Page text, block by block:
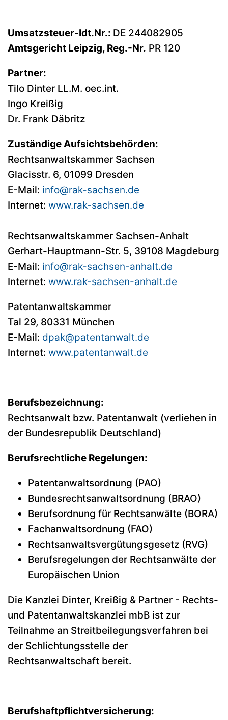
Umsatzsteuer-Idt.Nr.: DE 244082905
Amtsgericht Leipzig, Reg.-Nr. PR 120
Partner:
Tilo Dinter LL.M. oec.int.
Ingo Kreißig
Dr. Frank Däbritz
Zuständige Aufsichtsbehörden:
Rechtsanwaltskammer Sachsen
Glacisstr. 6, 01099 Dresden
E-Mail: info@rak-sachsen.de
Internet: www.rak-sachsen.de
Rechtsanwaltskammer Sachsen-Anhalt
Gerhart-Hauptmann-Str. 5, 39108 Magdeburg
E-Mail: info@rak-sachsen-anhalt.de
Internet: www.rak-sachsen-anhalt.de
Patentanwaltskammer
Tal 29, 80331 München
E-Mail: dpak@patentanwalt.de
Internet: www.patentanwalt.de
Berufsbezeichnung:
Rechtsanwalt bzw. Patentanwalt (verliehen in
der Bundesrepublik Deutschland)
Berufsrechtliche Regelungen:
Patentanwaltsordnung (PAO)
Bundesrechtsanwaltsordnung (BRAO)
Berufsordnung für Rechtsanwälte (BORA)
Fachanwaltsordnung (FAO)
Rechtsanwaltsvergütungsgesetz (RVG)
Berufsregelungen der Rechtsanwälte der
Europäischen Union
Die Kanzlei Dinter, Kreißig & Partner - Rechts-
und Patentanwaltskanzlei mbB ist zur
Teilnahme an Streitbeilegungsverfahren bei
der Schlichtungsstelle der
Rechtsanwaltschaft bereit.
Berufshaftpflichtversicherung: